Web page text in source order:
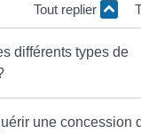
Tout replier
différents types de
une concession